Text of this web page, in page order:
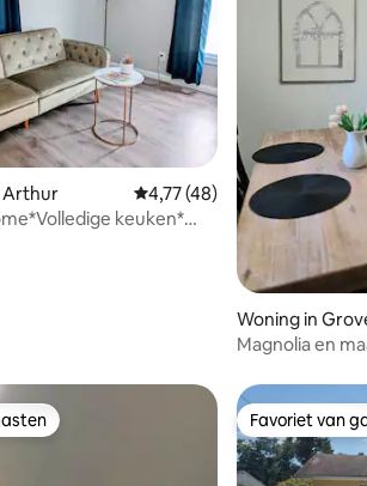
Arthur Gemiddelde beoordeling
4,77 (48)
keuken*
Woning in
Magnolia en
Favoriet van
Favoriet van